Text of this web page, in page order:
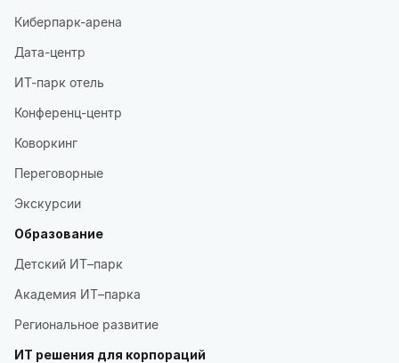
Киберпарк-арена
Дата-центр
ИТ-парк отель
Конференц-центр
Коворкинг
Переговорные
Экскурсии
Образование
Детский ИТ–парк
Академия ИТ–парка
Региональное развитие
ИТ решения для корпораций